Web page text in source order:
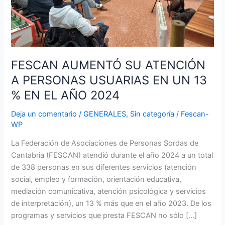
FESCAN AUMENTÓ SU ATENCIÓN
A PERSONAS USUARIAS EN UN 13
% EN EL AÑO 2024
Deja un comentario /GENERALES, Sin categoría / Fescan-
WP
La Federación de Asociaciones de Personas Sordas de
Cantabria (FESCAN) atendió durante el año 2024 a un total
de 338 personas en sus diferentes servicios (atención
social, empleo y formación, orientación educativa,
mediación comunicativa, atención psicológica y servicios
de interpretación), un 13 % más que en el año 2023. De los
programas y servicios que presta FESCAN no sólo […]
13
%
EN
EL
2024